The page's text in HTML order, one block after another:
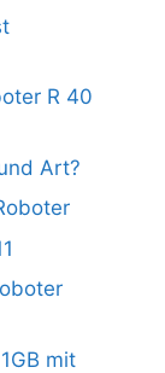
R 40
Art?
mit